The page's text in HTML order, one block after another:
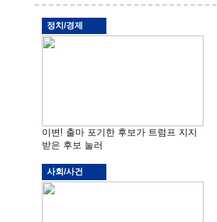
정치/경제
이변! 출마 포기한 후보가 트럼프 지지
받은 후보 눌러
사회/사건